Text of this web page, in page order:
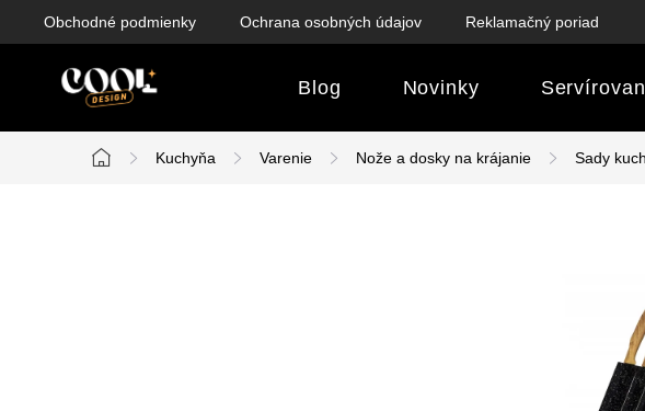
Obchodné podmienky Ochrana osobných údajov Reklamačný poriadok
Blog Novinky
Domov
Kuchyňa Varenie Nože a dosky na krájanie Sady